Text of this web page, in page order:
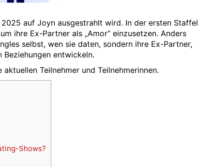
auf Joyn ausgestrahlt wird. In der ersten Staffel
ihre Ex-Partner als „Amor“ einzusetzen. Anders
selbst, wen sie daten, sondern ihre Ex-Partner,
entwickeln.
Teilnehmer und Teilnehmerinnen.
Shows?